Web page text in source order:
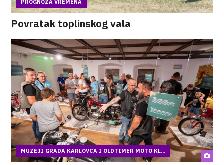
PROGNOZA VREMENA
Povratak toplinskog vala
MUZEJI GRADA KARLOVCA I OLDTIMER MOTO KL...